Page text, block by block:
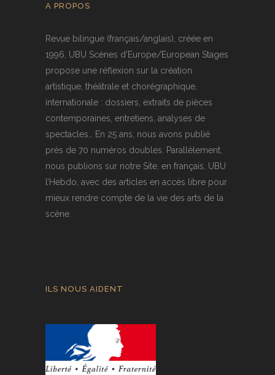
A PROPOS
Revue bilingue (français/anglais), créée en
1996, UBU Scènes d’Europe/European Stages
propose une réflexion sur la création
artistique, théâtrale et chorégraphique,
internationale : dossiers, extraits de pièces
contemporaines, entretiens, analyses de
spectacles… En 25 ans, nous avons publié
près de 70 numéros doubles. Parallèlement,
nous publions sur notre Site, en français, UBU
l’Hebdo, avec des articles en accès libre pour
mieux rendre compte de la vie des arts de la
scène.
ILS NOUS AIDENT